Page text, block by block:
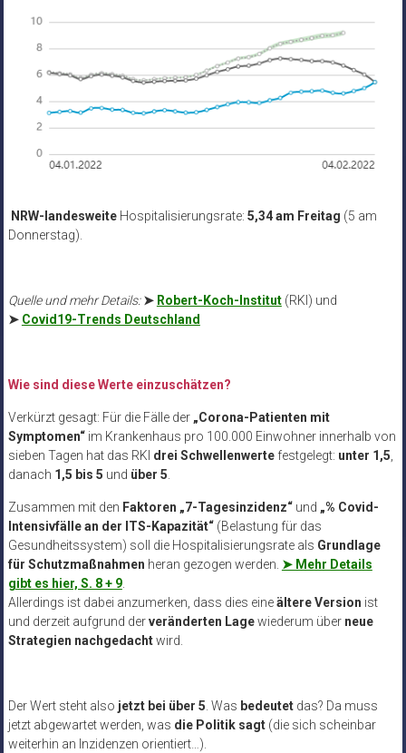
NRW-landesweiteHospitalisierungsrate: 5,34 am Freitag (5 am
Donnerstag).
Quelle und mehr Details:➤ Robert-Koch-Institut(RKI) und
➤ Covid19-Trends Deutschland
Wie sind diese Werte einzuschätzen?
Verkürzt gesagt: Für die Fälle der „Corona-Patienten mit
Symptomen“im Krankenhaus pro 100.000 Einwohner innerhalb von
sieben Tagen hat das RKI drei Schwellenwertefestgelegt: unter 1,5,
danach 1,5 bis 5 und über 5.
Zusammen mit den Faktoren „7-Tagesinzidenz“und „% Covid-
Intensivfälle an der ITS-Kapazität“(Belastung für das
Gesundheitssystem) soll die Hospitalisierungsrate als Grundlage
für Schutzmaßnahmen heran gezogen werden. ➤ Mehr Details
gibt es hier, S. 8 + 9.
Allerdings ist dabei anzumerken, dass dies eineältere Version ist
und derzeit aufgrund derveränderten Lagewiederum über neue
Strategien nachgedachtwird.
Der Wert steht also jetzt bei über 5. Was bedeutetdas? Da muss
jetzt abgewartet werden, was die Politik sagt(die sich scheinbar
weiterhin an Inzidenzen orientiert…).